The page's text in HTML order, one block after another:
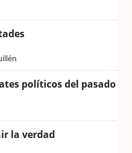
políticos del pasado
la verdad